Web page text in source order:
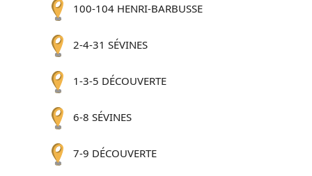
100-104 HENRI-BARBUSSE
2-4-31 SÉVINES
1-3-5 DÉCOUVERTE
6-8 SÉVINES
7-9 DÉCOUVERTE